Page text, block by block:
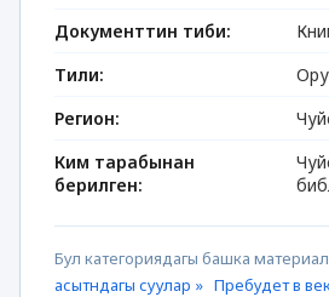
Документтин тиби:
Тили:
Регион:
Ким тарабынан
берилген:
Бул категориядагы башка
асытндагы суулар » Пребудет в